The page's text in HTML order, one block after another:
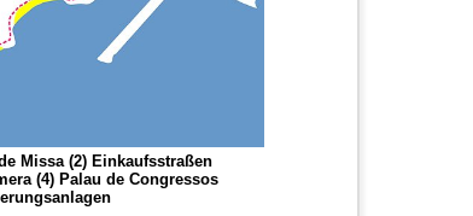
Missa (2) Einkaufsstraßen
(4) Palau de Congressos